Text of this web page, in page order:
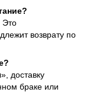
Это
возврату по
доставку
браке или